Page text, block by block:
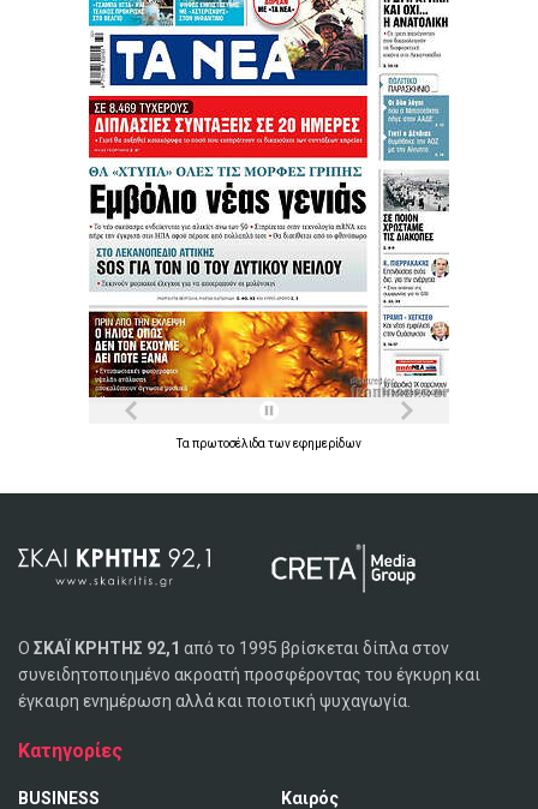
Τα πρωτοσέλιδα τωνεφημερίδων
Ο ΣΚΑΪ ΚΡΗΤΗΣ 92,1 από το 1995 βρίσκεται δίπλα στον
συνειδητοποιημένο ακροατή προσφέροντας του έγκυρη και
έγκαιρη ενημέρωση αλλά και ποιοτική ψυχαγωγία.
Κατηγορίες
BUSINESS
Καιρός